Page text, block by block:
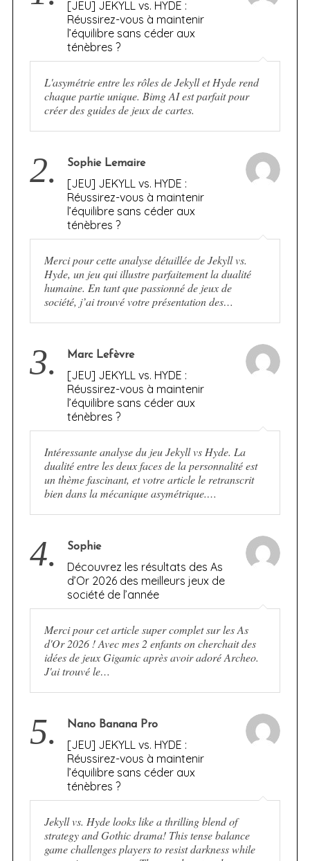
[JEU] JEKYLL vs. HYDE :
Réussirez-vous à maintenir
l’équilibre sans céder aux
ténèbres ?
L'asymétrie entre les rôles de Jekyll et Hyde rend
chaque partie unique. Bimg AI est parfait pour
créer des guides de jeux de cartes.
2. Sophie Lemaire
[JEU] JEKYLL vs. HYDE :
Réussirez-vous à maintenir
l’équilibre sans céder aux
ténèbres ?
Merci pour cette analyse détaillée de Jekyll vs.
Hyde, un jeu qui illustre parfaitement la dualité
humaine. En tant que passionné de jeux de
société, j’ai trouvé votre présentation des…
3. Marc Lefèvre
[JEU] JEKYLL vs. HYDE :
Réussirez-vous à maintenir
l’équilibre sans céder aux
ténèbres ?
Intéressante analyse du jeu Jekyll vs Hyde. La
dualité entre les deux faces de la personnalité est
un thème fascinant, et votre article le retranscrit
bien dans la mécanique asymétrique.…
4. Sophie
Découvrez les résultats des As
d’Or 2026 des meilleurs jeux de
société de l’année
Merci pour cet article super complet sur les As
d'Or 2026 ! Avec mes 2 enfants on cherchait des
idées de jeux Gigamic après avoir adoré Archeo.
J'ai trouvé le…
5. Nano Banana Pro
[JEU] JEKYLL vs. HYDE :
Réussirez-vous à maintenir
l’équilibre sans céder aux
ténèbres ?
Jekyll vs. Hyde looks like a thrilling blend of
strategy and Gothic drama! This tense balance
game challenges players to resist darkness while